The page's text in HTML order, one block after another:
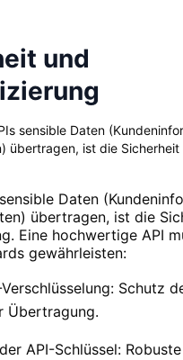
und
sensible Daten
übertragen, ist die
Daten
übertragen, ist die
Eine hochwertige API
gewährleisten:
Schutz
Übertragung.
API-Schlüssel: Robuste